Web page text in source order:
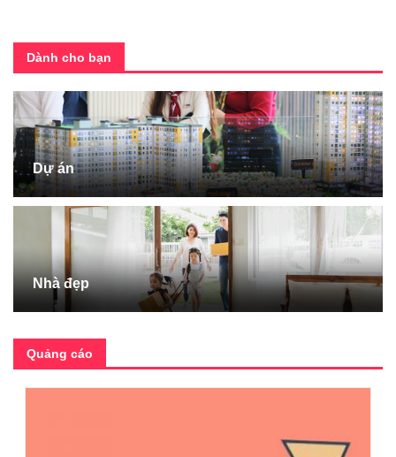
Dành cho bạn
Dự án
Nhà đẹp
Quảng cáo